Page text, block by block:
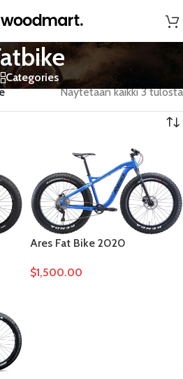
Categories
Näytetään kaikki 3 tulosta
Ares Fat Bike 2020
$1,500.00